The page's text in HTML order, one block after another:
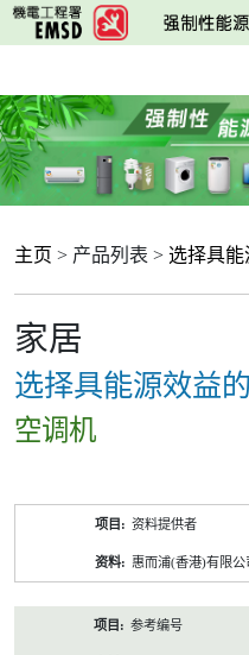
跳
至
要
内
容
主页 > 产品列表 > 选择具能
家居
选择具能源效益
空调机
资料提供者
惠而浦(香港)有限公
参考编号